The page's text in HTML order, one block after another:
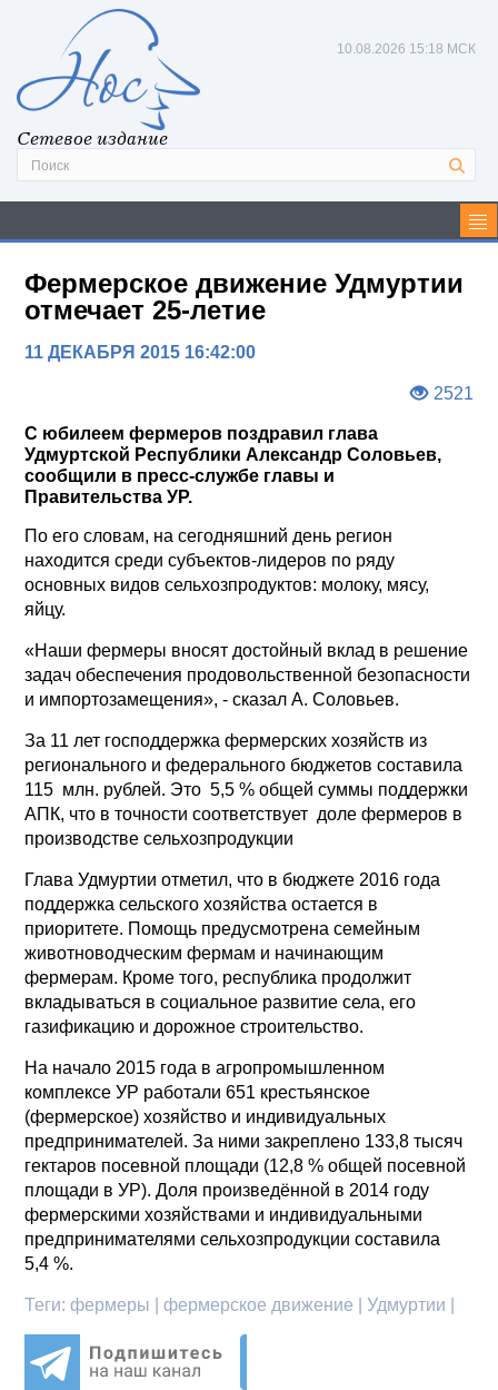
Сетевое издание
10.08.2026 15:18 МСК
Фермерское движение Удмуртии
отмечает 25-летие
11 ДЕКАБРЯ 2015 16:42:00
2521
С юбилеем фермеров поздравил глава
Удмуртской Республики Александр Соловьев,
сообщили в пресс-службе главы и
Правительства УР.
По его словам, на сегодняшний день регион
находится среди субъектов-лидеров по ряду
основных видов сельхозпродуктов: молоку, мясу,
яйцу.
«Наши фермеры вносят достойный вклад в решение
задач обеспечения продовольственной безопасности
и импортозамещения», - сказал А. Соловьев.
За 11 лет господдержка фермерских хозяйств из
регионального и федерального бюджетов составила
115 млн. рублей. Это 5,5 % общей суммы поддержки
АПК, что в точности соответствует доле фермеров в
производстве сельхозпродукции
Глава Удмуртии отметил, что в бюджете 2016 года
поддержка сельского хозяйства остается в
приоритете. Помощь предусмотрена семейным
животноводческим фермам и начинающим
фермерам. Кроме того, республика продолжит
вкладываться в социальное развитие села, его
газификацию и дорожное строительство.
На начало 2015 года в агропромышленном
комплексе УР работали 651 крестьянское
(фермерское) хозяйство и индивидуальных
предпринимателей. За ними закреплено 133,8 тысяч
гектаров посевной площади (12,8 % общей посевной
площади в УР). Доля произведённой в 2014 году
фермерскими хозяйствами и индивидуальными
предпринимателями сельхозпродукции составила
5,4 %.
Теги:фермеры | фермерское движение | Удмуртии |